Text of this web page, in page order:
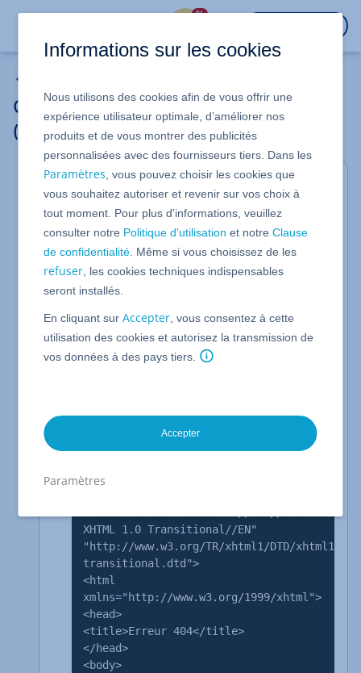
%
Créer ses propres pages d'erreur
(Hébergement Windows)
Nous vous montrons comment remplacer les pages
Vos propres pages d'erreur permettent aux
visiteurs de votre site Web de comprendre plus
facilement les messages d'erreur complexes du
serveur Web. A titre d'exemple, nous vous
montrrons comment configurer une page pour le
message d'erreur 404 (Not found).
Créer et charger une page d'erreur
Instructions pas-à-pas
et collez
XHTML 1.0 Transitional//EN"
"http://www.w3.org/TR/xhtml1/DTD/xhtml1-
transitional.dtd">
<html
xmlns="http://www.w3.org/1999/xhtml">
<head>
<title>Erreur 404</title>
</head>
<body>
Informations sur les cookies
Nous utilisons des cookies afin de vous offrir une
expérience utilisateur optimale, d’améliorer nos
produits et de vous montrer des publicités
personnalisées avec des fournisseurs tiers. Dans les
Paramètres , vous pouvez choisir les cookies que
vous souhaitez autoriser et revenir sur vos choix à
tout moment. Pour plus d'informations, veuillez
consulter notre Politique d'utilisation et notreClause
de confidentialité . Même si vous choisissez de les
refuser , les cookies techniques indispensables
seront installés.
En cliquant surAccepter , vous consentez à cette
utilisation des cookies et autorisez la transmission de
vos données à des pays tiers.
Accepter
Paramètres